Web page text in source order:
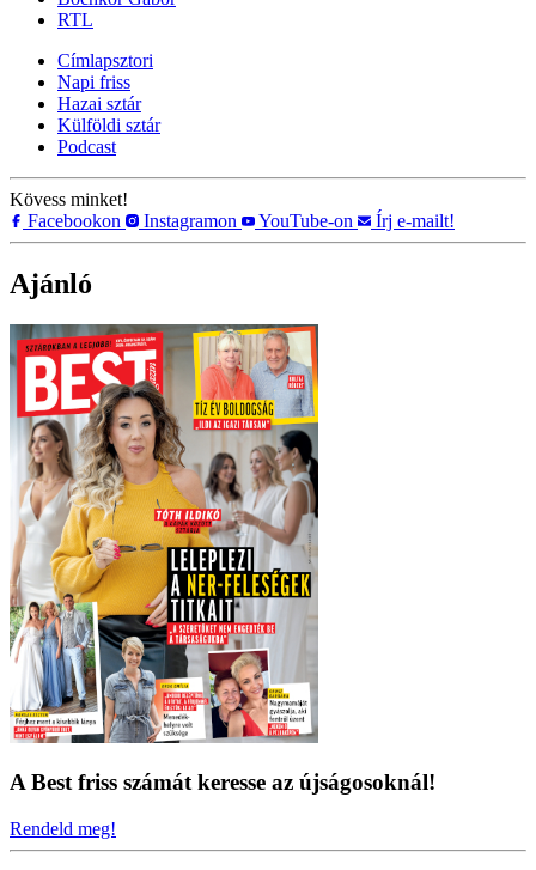
RTL
Címlapsztori
Napi friss
Hazai sztár
Külföldi sztár
Podcast
Kövess minket!
Facebookon
Instagramon YouTube-on Írj e-mailt!
Ajánló
A Best friss számát keresse az újságosoknál!
Rendeld meg!